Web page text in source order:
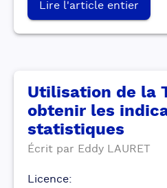
Lire l'article entier
Utilisation de la
obtenir les
statistiques
Écrit par Eddy LAURET
Licence: